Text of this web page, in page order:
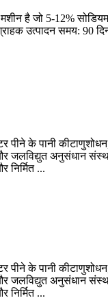
है जो 5-12%
ग्राहक उत्पादन समय:
पीने के पानी
अनुसंधान
निर्मित ...
पीने के पानी
अनुसंधान
निर्मित ...